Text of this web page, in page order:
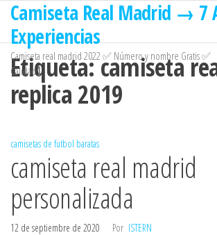
Saltar
contenido
Camiseta Real Madrid → 7
Experiencias
Camiseta real madrid 2022 ✅ Número y nombre Gratis ✅
Calidad】
Etiqueta:camiseta
replica 2019
camisetas de futbol baratas
camiseta real madrid
personalizada
12 de septiembre de 2020 Por ISTERN